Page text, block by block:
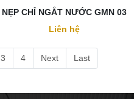
NẸP CHỈ NGẮT NƯỚC GMN 03
Liên hệ
3 4 Next Last